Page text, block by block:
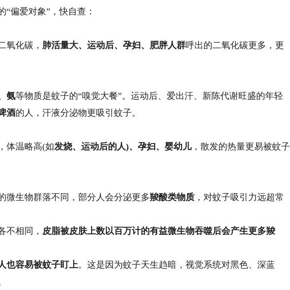
爱对象”，快自查：
化碳， 肺活量大、运动后、孕妇、肥胖人群呼出的二氧化碳更多，更
氨等物质是蚊子的“嗅觉大餐”。运动后、爱出汗、新陈代谢旺盛的年轻
酒的人，汗液分泌物更吸引蚊子。
温略高(如发烧、运动后的人)、孕妇、婴幼儿，散发的热量更易被蚊子
生物群落不同，部分人会分泌更多羧酸类物质 ，对蚊子吸引力远超常
相同， 皮脂被皮肤上数以百万计的有益微生物吞噬后会产生更多羧
也容易被蚊子盯上。这是因为蚊子天生趋暗，视觉系统对黑色、深蓝